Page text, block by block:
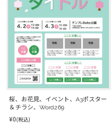
桜、お花見、イベント、A3ポスター
＆チラシ、Word269
¥0(税込)